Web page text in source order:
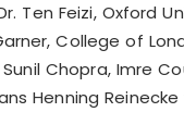
Ten Feizi, Oxford
College of
Chopra, Imre
Henning Reinecke